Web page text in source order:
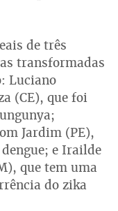
de três
transformadas
Luciano
(CE), que foi
Jardim (PE),
e Irailde
que tem uma
do zika